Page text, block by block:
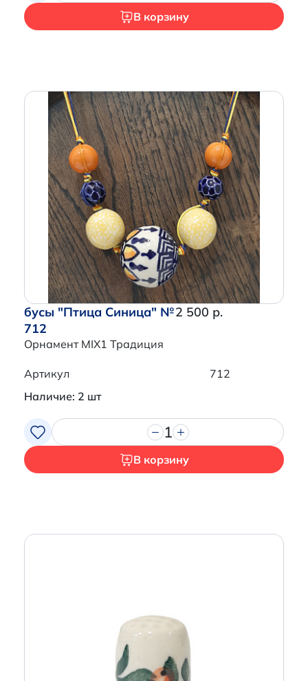
В корзину
бусы "Птица Синица" №
712
Орнамент MIX1 Традиция
2 500 р.
Артикул
712
Наличие: 2 шт
1
В корзину